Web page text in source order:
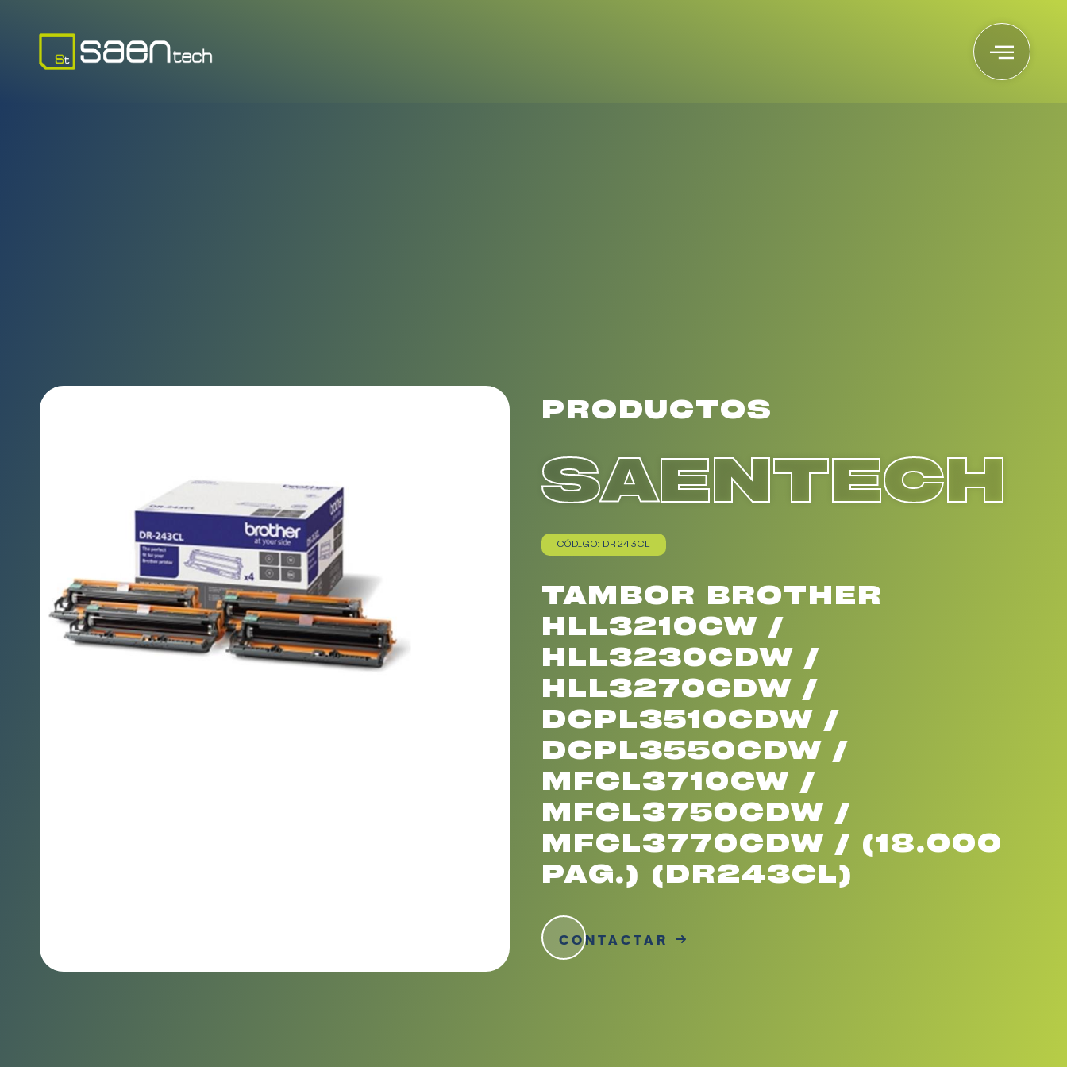
PRODUCTOS
SAENTECH
CÓDIGO: DR243CL
TAMBOR BROTHER
HLL3210CW /
HLL3230CDW /
HLL3270CDW /
DCPL3510CDW /
DCPL3550CDW /
MFCL3710CW /
MFCL3750CDW /
MFCL3770CDW / (18.000
PAG.) (DR243CL)
CONTACTAR